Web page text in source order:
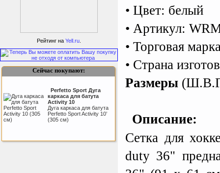
• Цвет: белый
• Артикул:
• Торговая
• Страна изгот
Размеры
Описание:
Сетка для
duty 36"
SportLife
Как заставить женщину
заниматся спортом?
Рейтинг на Yell.ru
Сейчас покупают:
Perfetto Sport Дуга
каркаса для батута
Activity 10
Дуга каркаса для батута
Perfetto Sport Activity 10’
(305 см)